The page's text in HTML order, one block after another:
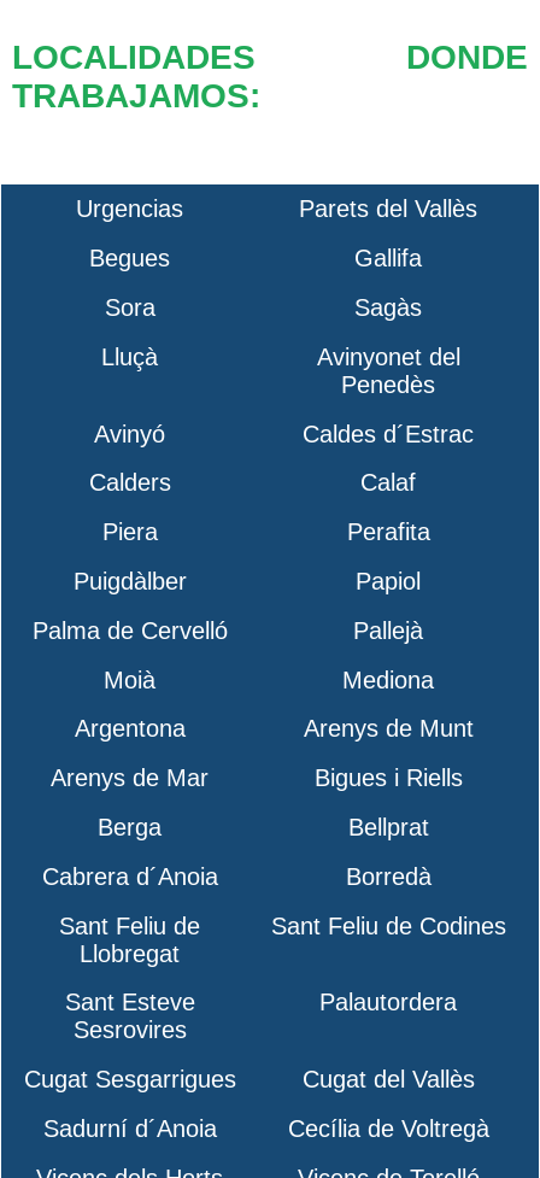
LOCALIDADES DONDE
TRABAJAMOS:
Urgencias
Parets del Vallès
Begues
Gallifa
Sora
Sagàs
Lluçà
Avinyonet del
Penedès
Avinyó
Caldes d´Estrac
Calders
Calaf
Piera
Perafita
Puigdàlber
Papiol
Palma de Cervelló
Pallejà
Moià
Mediona
Argentona
Arenys de Munt
Arenys de Mar
Bigues i Riells
Berga
Bellprat
Cabrera d´Anoia
Borredà
Sant Feliu de
Llobregat
Sant Feliu de Codines
Sant Esteve
Sesrovires
Palautordera
Cugat Sesgarrigues
Cugat del Vallès
Sadurní d´Anoia
Cecília de Voltregà